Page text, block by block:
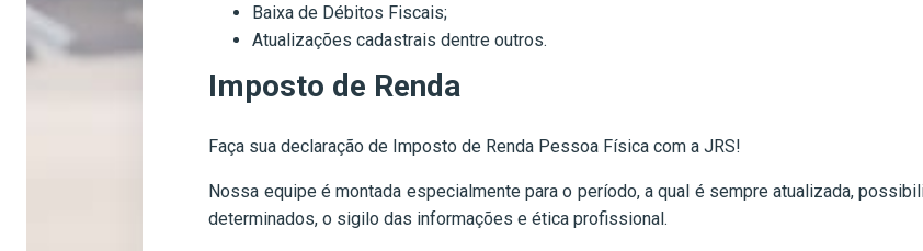
Baixa de Débitos Fiscais;
Atualizações cadastrais dentre outros.
Imposto de Renda
Faça sua declaração de Imposto de Renda Pessoa Física com a JRS!
Nossa equipe é montada especialmente para o período, a qual é sempre atualizada,
determinados, o sigilo das informações e ética profissional.